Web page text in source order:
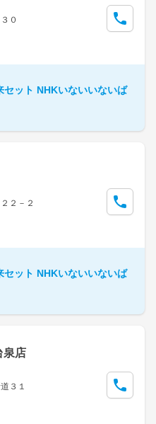
０
セット NHKいないいないば
２－２
セット NHKいないいないば
泉店
３１